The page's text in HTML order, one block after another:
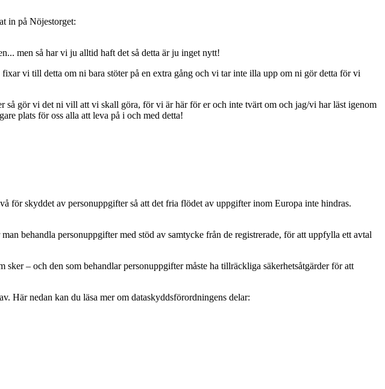
in på Nöjestorget:
men så har vi ju alltid haft det så detta är ju inget nytt!
vi till detta om ni bara stöter på en extra gång och vi tar inte illa upp om ni gör detta för vi
så gör vi det ni vill att vi skall göra, för vi är här för er och inte tvärt om och jag/vi har läst igenom
plats för oss alla att leva på i och med detta!
skyddet av personuppgifter så att det fria flödet av uppgifter inom Europa inte hindras.
behandla personuppgifter med stöd av samtycke från de registrerade, för att uppfylla ett avtal
– och den som behandlar personuppgifter måste ha tillräckliga säkerhetsåtgärder för att
Här nedan kan du läsa mer om dataskyddsförordningens delar: